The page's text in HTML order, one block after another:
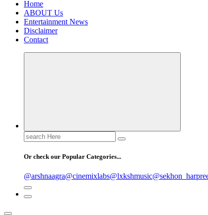
Home
ABOUT Us
Entertainment News
Disclaimer
Contact
Search
for:
Or check our Popular Categories...
@arshnaagra@cinemixlabs@lxkshmusic